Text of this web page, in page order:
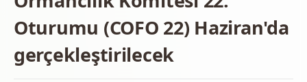
Oturumu (COFO 22) Haziran'da
gerçekleştirilecek